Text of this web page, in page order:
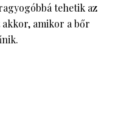
tehetik az
amikor a bőr